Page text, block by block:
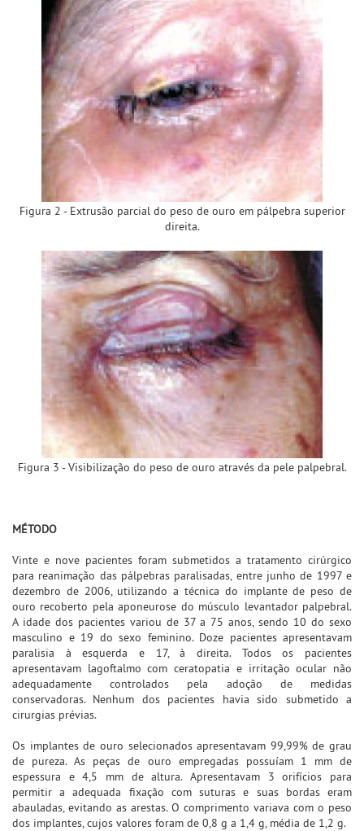
Figura 2 - Extrusão parcial do peso de ouro em pálpebra superior
direita.
Figura 3 - Visibilização do peso de ouro através da pele palpebral.
MÉTODO
Vinte e nove pacientes foram submetidos a tratamento cirúrgico
para reanimação das pálpebras paralisadas, entre junho de 1997 e
dezembro de 2006, utilizando a técnica do implante de peso de
ouro recoberto pela aponeurose do músculo levantador palpebral.
A idade dos pacientes variou de 37 a 75 anos, sendo 10 do sexo
masculino e 19 do sexo feminino. Doze pacientes apresentavam
paralisia à esquerda e 17, à direita. Todos os pacientes
apresentavam lagoftalmo com ceratopatia e irritação ocular não
adequadamente controlados pela adoção de medidas
conservadoras. Nenhum dos pacientes havia sido submetido a
cirurgias prévias.
Os implantes de ouro selecionados apresentavam 99,99% de grau
de pureza. As peças de ouro empregadas possuíam 1 mm de
espessura e 4,5 mm de altura. Apresentavam 3 orifícios para
permitir a adequada fixação com suturas e suas bordas eram
abauladas, evitando as arestas. O comprimento variava com o peso
dos implantes, cujos valores foram de 0,8 g a 1,4 g, média de 1,2 g.